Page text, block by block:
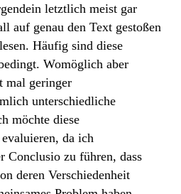
letztlich meist gar
auf genau den Text gestoßen
Häufig sind diese
Womöglich aber
mal geringer
unterschiedliche
möchte diese
da ich
Conclusio zu führen, dass
deren Verschiedenheit